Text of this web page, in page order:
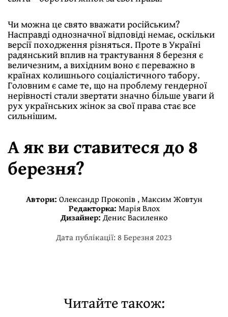
Чи можна це свято вважати росiйським?
Насправдi однозначної вiдповiдi немає, оскiльки
версiї походження рiзняться. Проте в Українi
радянський вплив на трактування 8 березня є
величезним, а вихiдним воно є переважно в
країнах колишнього соцiалiстичного табору.
Головним є саме те, що на проблему гендерної
нерiвностi стали звертати значно бiльше уваги й
рух українських жiнок за свої права стає все
сильнiшим.
А як ви ставитеся до 8
березня?
Автори: Олександр Прокопів,Максим Жовтун
Редакторка: Марія Влох
Дизайнер: Денис Василенко
Дата публікації: 8 Березня 2023
Читайте також: